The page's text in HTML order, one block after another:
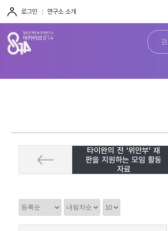
로그인 연구소 소개
타이완의 전 ‘위안부’ 재
판을 지원하는 모임 활동
자료
정
렬
정
렬
순
서
정
렬
갯
수